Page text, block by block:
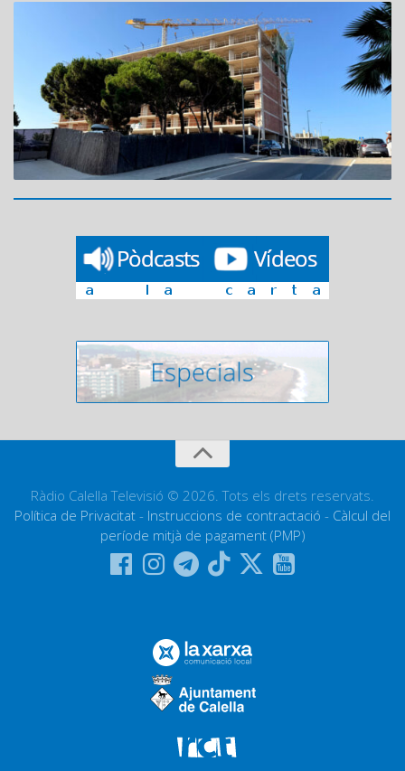
Ràdio Calella Televisió © 2026. Tots els drets reservats.
Política de Privacitat - Instruccions de contractació - Càlcul del
període mitjà de pagament (PMP)